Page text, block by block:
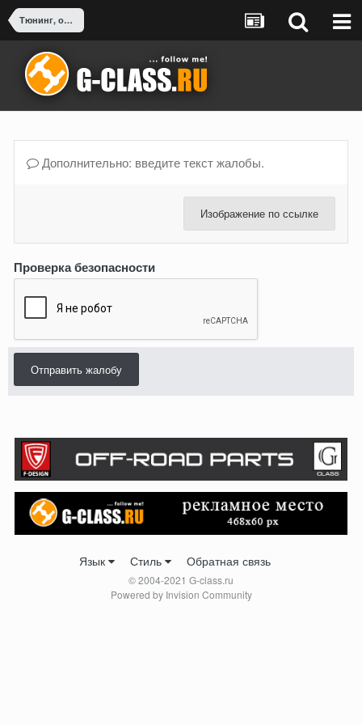
Тюнинг, оснащение, доработка G-Class
Дополнительно: введите текст жалобы.
Изображение по ссылке
Проверка безопасности
Отправить жалобу
Язык Стиль Обратная связь
© 2004-2021 G-class.ru
Powered by Invision Community